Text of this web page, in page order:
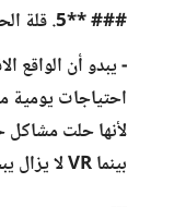
### **5. قلة الحاجة الملحة**
- يبدو أن الواقع
احتياجات يومية
لأنها حلت مشاكل
بينما VR لا يزال يبحث عن قضيته الرئيسية.